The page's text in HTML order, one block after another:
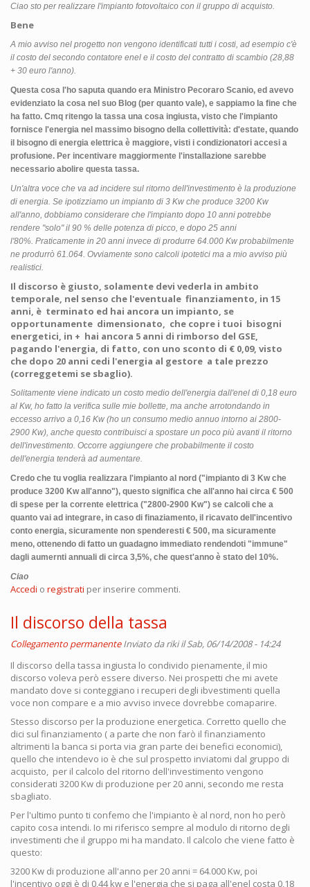
Ciao sto per realizzare l'impianto fotovoltaico con il gruppo di acquisto.
Bene
A mio avviso nel progetto non vengono identificati tutti i costi, ad esempio c'è
il costo del secondo contatore enel e il costo del contratto di scambio (28,88
+ 30 euro l'anno).
Questa cosa l'ho saputa quando era Ministro Pecoraro Scanio, ed avevo
evidenziato la cosa nel suo Blog (per quanto vale), e sappiamo la fine che
ha fatto. Cmq ritengo la tassa una cosa ingiusta, visto che l'impianto
fornisce l'energia nel massimo bisogno della collettività: d'estate, quando
il bisogno di energia elettrica è maggiore, visti i condizionatori accesi a
profusione. Per incentivare maggiormente l'installazione sarebbe
necessario abolire questa tassa.
Un'altra voce che va ad incidere sul ritorno dell'investimento è la produzione
di energia. Se ipotizziamo un impianto di 3 Kw che produce 3200 Kw
all'anno, dobbiamo considerare che l'impianto dopo 10 anni potrebbe
rendere "solo" il 90 % delle potenza di picco, e dopo 25 anni
l'80%. Praticamente in 20 anni invece di produrre 64.000 Kw probabilmente
ne produrrò 61.064. Ovviamente sono calcoli ipotetici ma a mio avviso più
realistici.
Il discorso è giusto, solamente devi vederla in ambito
temporale, nel senso che l'eventuale finanziamento, in 15
anni, è terminato ed hai ancora un impianto, se
opportunamente dimensionato, che copre i tuoi bisogni
energetici, in + hai ancora 5 anni di rimborso del GSE,
pagando l'energia, di fatto, con uno sconto di € 0,09, visto
che dopo 20 anni cedi l'energia al gestore a tale prezzo
(correggetemi se sbaglio).
Solitamente viene indicato un costo medio dell'energia dall'enel di 0,18 euro
al Kw, ho fatto la verifica sulle mie bollette, ma anche arrotondando in
eccesso arrivo a 0,16 Kw (ho un consumo medio annuo intorno ai 2800-
2900 Kw), anche questo contribuisci a spostare un poco più avanti il ritorno
dell'investimento. Occorre aggiungere che probabilmente il costo
dell'energia tenderà ad aumentare.
Credo che tu voglia realizzara l'impianto al nord ("impianto di 3 Kw che
produce 3200 Kw all'anno"), questo significa che all'anno hai circa € 500
di spese per la corrente elettrica ("2800-2900 Kw") se calcoli che a
quanto vai ad integrare, in caso di finaziamento, il ricavato dell'incentivo
conto energia, sicuramente non spenderesti € 500, ma sicuramente
meno, ottenendo di fatto un guadagno immediato rendendoti "immune"
dagli aumernti annuali di circa 3,5%, che quest'anno è stato del 10%.
Ciao
Accedi o registrati per inserire commenti.
Il discorso della tassa
Collegamento permanente Inviato darikiil Sab, 06/14/2008 - 14:24
Il discorso della tassa ingiusta lo condivido pienamente, il mio
discorso voleva però essere diverso. Nei prospetti che mi avete
mandato dove si conteggiano i recuperi degli ibvestimenti quella
voce non compare e a mio avviso invece dovrebbe comaparire.
Stesso discorso per la produzione energetica. Corretto quello che
dici sul finanziamento ( a parte che non farò il finanziamento
altrimenti la banca si porta via gran parte dei benefici economici),
quello che intendevo io è che sul prospetto inviatomi dal gruppo di
acquisto, per il calcolo del ritorno dell'investimento vengono
considerati 3200 Kw di produzione per 20 anni, secondo me resta
sbagliato.
Per l'ultimo punto ti confemo che l'impianto è al nord, non ho però
capito cosa intendi. Io mi riferisco sempre al modulo di ritorno degli
investimenti che il gruppo mi ha mandato. Il calcolo che viene fatto è
questo:
3200 Kw di produzione all'anno per 20 anni = 64.000 Kw, poi
l'incentivo oggi è di 0,44 kw e l'energia che si paga all'enel costa 0,18